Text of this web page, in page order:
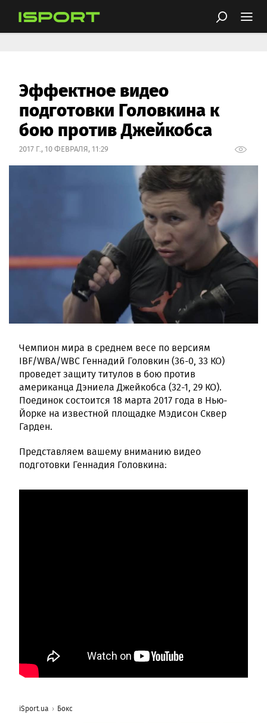
Эффектное видео
подготовки Головкина к
бою против Джейкобса
2017 Г., 10 ФЕВРАЛЯ, 11:29
Чемпион мира в среднем весе по версиям
IBF/WBA/WBC Геннадий Головкин (36-0, 33 КО)
проведет защиту титулов в бою против
американца Дэниела Джейкобса (32-1, 29 КО).
Поединок состоится 18 марта 2017 года в Нью-
Йорке на известной площадке Мэдисон Сквер
Гарден.
Представляем вашему вниманию видео
подготовки Геннадия Головкина:
iSport.ua Бокс